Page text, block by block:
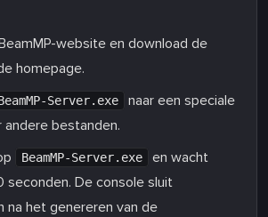
website en download de
homepage.
Server.exe
naar een speciale
andere bestanden.
BeamMP-Server.exe
en wacht
seconden. De console sluit
na het genereren van de